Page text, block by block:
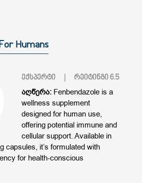
Humans
ექსპერტი | რეიტინგი 6.5
აღწერა: Fenbendazole is a
wellness supplement
designed for human use,
offering potential immune and
cellular support. Available in
capsules, it’s formulated with
for health-conscious